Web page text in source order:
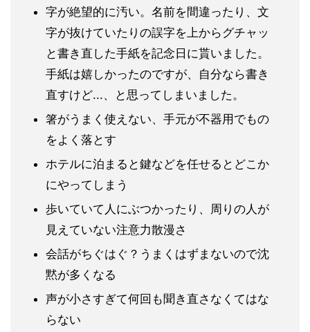
字が絶望的に汚い。名前を間違ったり、文
字が抜けていたりの誤字を上からグチャッ
と書き直した手紙を記念日に貰いました。
手紙は嬉しかったのですが、自分なら書き
直すけど...、
と思ってしまいました。
箸がうまく使えない、手元が不器用でもの
をよく落とす
ホテルに泊まると鍵などを任せるとどこか
にやってしまう
歩いていて人にぶつかったり、周りの人が
見えていない注意力散漫さ
会話がちぐはぐ？うまくはずまないので沈
黙が多くなる
声が小さすぎて何回も聞き直さなくてはな
らない